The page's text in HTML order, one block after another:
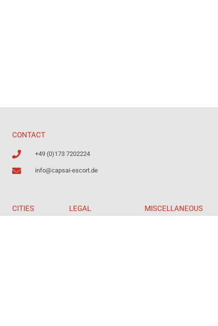
CONTACT
+49 (0)173 7202224
info@capsai-escort.de
CITIES LEGAL MISCELLANEOUS